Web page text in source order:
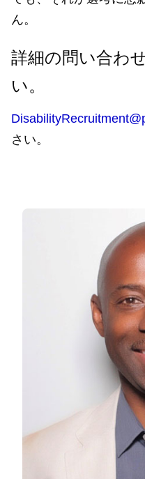
ん。
詳細の問い合わ
い。
さい。